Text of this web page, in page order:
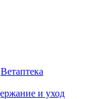
Ветаптека
и уход